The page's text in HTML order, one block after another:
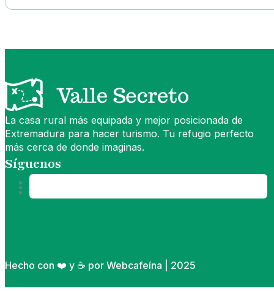
La casa rural más equipada y mejor posicionada de
Extremadura para hacer turismo. Tu refugio perfecto
más cerca de donde imaginas.
Síguenos
Hecho con ❤️ y ☕ por Webcafeína | 2025